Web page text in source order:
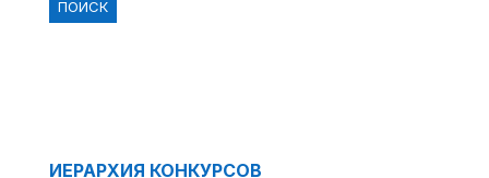
ИЕРАРХИЯ КОНКУРСОВ